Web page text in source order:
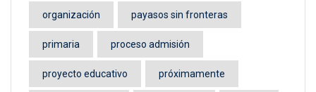
organización payasos sin fronteras
primaria proceso admisión
proyecto educativo próximamente